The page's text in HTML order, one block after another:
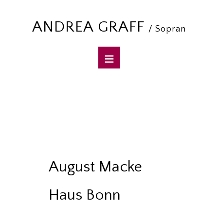
ANDREA GRAFF / Sopran
August Macke
Haus Bonn